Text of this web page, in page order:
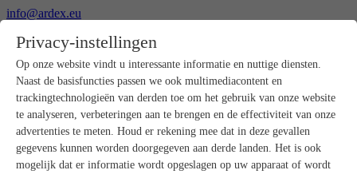
info@ardex.eu
Nederlands
Français
Producten
Productoverzicht
Ruwbouw
Dekvloeren
Voorbereiding ondergrond
Vloeregalisaties
Privacy-instellingen
Op onze website vindt u interessante informatie en nuttige diensten.
Naast de basisfuncties passen we ook multimediacontent en
trackingtechnologieën van derden toe om het gebruik van onze website
te analyseren, verbeteringen aan te brengen en de effectiviteit van onze
advertenties te meten. Houd er rekening mee dat in deze gevallen
gegevens kunnen worden doorgegeven aan derde landen. Het is ook
mogelijk dat er informatie wordt opgeslagen op uw apparaat of wordt